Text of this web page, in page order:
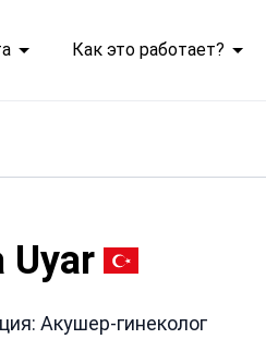
Как это работает?
Uyar
Акушер-гинеколог